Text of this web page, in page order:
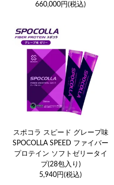
660,000円(税込)
スポコラ スピード グレープ味
SPOCOLLA SPEED ファイバー
プロテイン ソフトゼリータイ
プ(28包入り)
5,940円(税込)